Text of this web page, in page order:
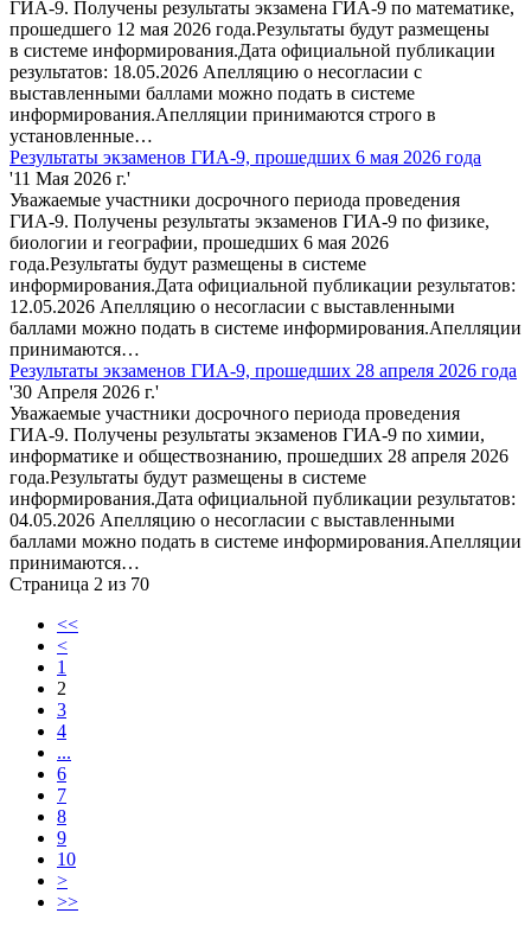
ГИА-9. Получены результаты экзамена ГИА-9 по математике,
прошедшего 12 мая 2026 года.Результаты будут размещены
в системе информирования.Дата официальной публикации
результатов: 18.05.2026 Апелляцию о несогласии с
выставленными баллами можно подать в системе
информирования.Апелляции принимаются строго в
установленные…
Результаты экзаменов ГИА-9, прошедших 6 мая 2026 года
'11 Мая 2026 г.'
Уважаемые участники досрочного периода проведения
ГИА-9. Получены результаты экзаменов ГИА-9 по физике,
биологии и географии, прошедших 6 мая 2026
года.Результаты будут размещены в системе
информирования.Дата официальной публикации результатов:
12.05.2026 Апелляцию о несогласии с выставленными
баллами можно подать в системе информирования.Апелляции
принимаются…
Результаты экзаменов ГИА-9, прошедших 28 апреля 2026 года
'30 Апреля 2026 г.'
Уважаемые участники досрочного периода проведения
ГИА-9. Получены результаты экзаменов ГИА-9 по химии,
информатике и обществознанию, прошедших 28 апреля 2026
года.Результаты будут размещены в системе
информирования.Дата официальной публикации результатов:
04.05.2026 Апелляцию о несогласии с выставленными
баллами можно подать в системе информирования.Апелляции
принимаются…
Страница 2 из 70
<<
<
1
2
3
4
...
6
7
8
9
10
>
>>